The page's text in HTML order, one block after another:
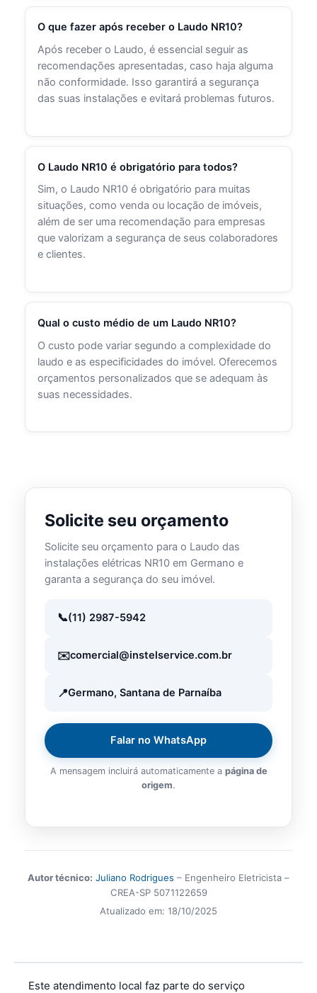
O que fazer após receber o Laudo NR10?
Após receber o Laudo, é essencial seguir as
recomendações apresentadas, caso haja alguma
não conformidade. Isso garantirá a segurança
das suas instalações e evitará problemas futuros.
O Laudo NR10 é obrigatório para todos?
Sim, o Laudo NR10 é obrigatório para muitas
situações, como venda ou locação de imóveis,
além de ser uma recomendação para empresas
que valorizam a segurança de seus colaboradores
e clientes.
Qual o custo médio de um Laudo NR10?
O custo pode variar segundo a complexidade do
laudo e as especificidades do imóvel. Oferecemos
orçamentos personalizados que se adequam às
suas necessidades.
Solicite seu orçamento
Solicite seu orçamento para o Laudo das
instalações elétricas NR10 em Germano e
garanta a segurança do seu imóvel.
(11) 2987-5942
comercial@instelservice.com.br
Germano, Santana de Parnaíba
Falar no WhatsApp
A mensagem incluirá automaticamente a página de
origem.
Autor técnico: Juliano Rodrigues – Engenheiro Eletricista –
CREA-SP 5071122659
Atualizado em: 18/10/2025
Este atendimento local faz parte do serviço